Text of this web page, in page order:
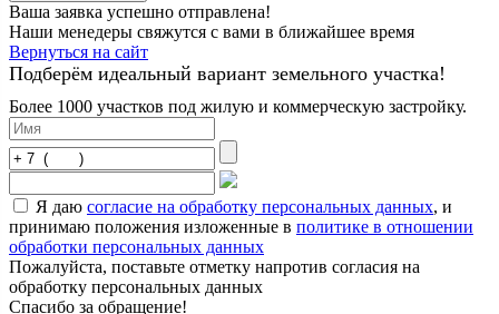
Ваша заявка успешно отправлена!
Наши менедеры свяжутся с вами в ближайшее время
Вернуться на сайт
Подберём идеальный вариант земельного участка!
Более 1000 участков под жилую и коммерческую застройку.
Я даю согласие на обработку персональных данных, и
принимаю положения изложенные в политике в отношении
обработки персональных данных
Пожалуйста, поставьте отметку напротив согласия на
обработку персональных данных
Спасибо за обращение!